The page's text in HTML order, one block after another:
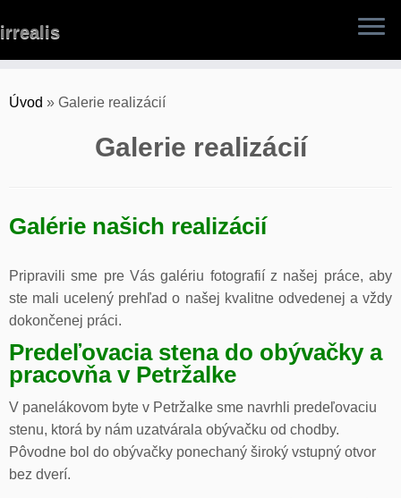
to
irrealis
Úvod » Galerie realizácií
Galerie realizácií
Galérie našich realizácií
Pripravili sme pre Vás galériu fotografií z našej práce, aby
ste mali ucelený prehľad o našej kvalitne odvedenej a vždy
dokončenej práci.
Predeľovacia stena do obývačky a
pracovňa v Petržalke
V panelákovom byte v Petržalke sme navrhli predeľovaciu
stenu, ktorá by nám uzatvárala obývačku od chodby.
Pôvodne bol do obývačky ponechaný široký vstupný otvor
bez dverí.